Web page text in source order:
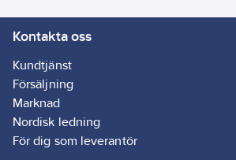
Kontakta oss
Kundtjänst
Försäljning
Marknad
Nordisk ledning
För dig som leverantör